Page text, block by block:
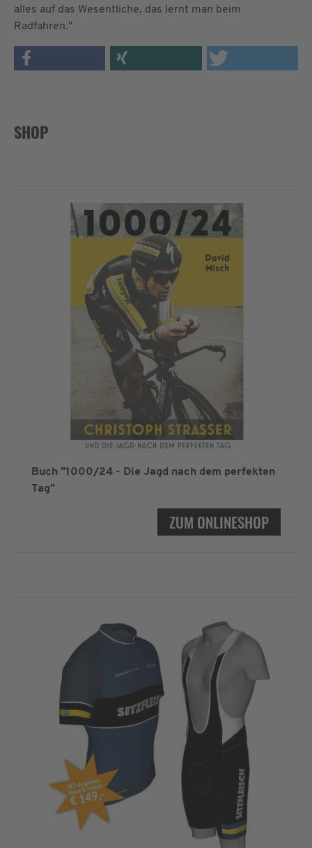
alles auf das Wesentliche, das lernt man beim
Radfahren."
SHOP
Buch "1000/24 - Die Jagd nach dem perfekten
Tag"
ZUM ONLINESHOP